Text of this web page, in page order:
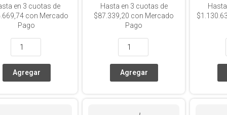
en 3 cuotas de
con Mercado
Pago
Hasta en 3 cuotas de
$87.339,20 con Mercado
Pago